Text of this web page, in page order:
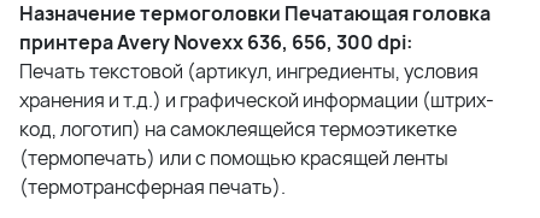
Назначение термоголовки Печатающая головка
принтера Avery Novexx 636, 656, 300 dpi:
Печать текстовой (артикул, ингредиенты, условия
хранения и т.д.) и графической информации (штрих-
код, логотип) на самоклеящейся термоэтикетке
(термопечать) или с помощью красящей ленты
(термотрансферная печать).